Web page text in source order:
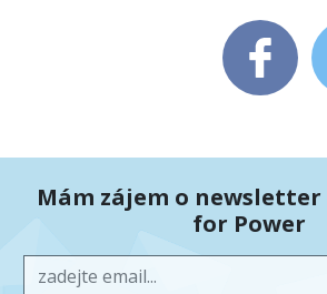
Mám zájem o newsletter
for Power